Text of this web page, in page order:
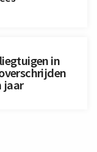
in
jaar